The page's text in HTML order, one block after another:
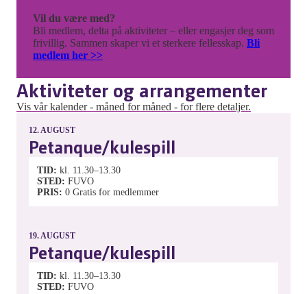
Vil du være med?
Bli medlem, delta på aktiviteter – eller engasjer deg som
frivillig. Sammen skaper vi et sterkere fellesskap. Bli
medlem her >>
Aktiviteter og arrangementer
Vis vår kalender - måned for måned - for flere detaljer.
12.AUGUST
Petanque/kulespill
TID kl. 11.30–13.30
STED FUVO
PRIS 0 Gratis for medlemmer
19.AUGUST
Petanque/kulespill
TID kl. 11.30–13.30
STED FUVO